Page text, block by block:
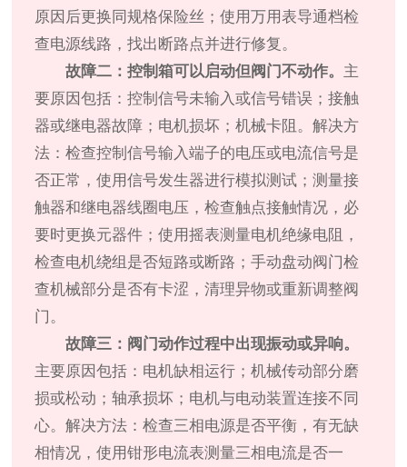
原因后更换同规格保险丝；使用万用表导通档检
查电源线路，找出断路点并进行修复。
故障二：控制箱可以启动但阀门不动作。 主
要原因包括：控制信号未输入或信号错误；接触
器或继电器故障；电机损坏；机械卡阻。解决方
法：检查控制信号输入端子的电压或电流信号是
否正常，使用信号发生器进行模拟测试；测量接
触器和继电器线圈电压，检查触点接触情况，必
要时更换元器件；使用摇表测量电机绝缘电阻，
检查电机绕组是否短路或断路；手动盘动阀门检
查机械部分是否有卡涩，清理异物或重新调整阀
门。
故障三：阀门动作过程中出现振动或异响。
主要原因包括：电机缺相运行；机械传动部分磨
损或松动；轴承损坏；电机与电动装置连接不同
心。解决方法：检查三相电源是否平衡，有无缺
相情况，使用钳形电流表测量三相电流是否一